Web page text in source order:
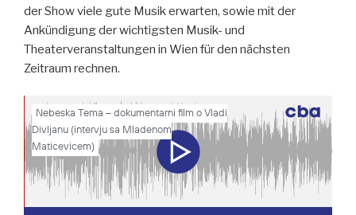
der Show viele gute Musik erwarten, sowie mit der
Ankündigung der wichtigsten Musik- und
Theaterveranstaltungen in Wien für den nächsten
Zeitraum rechnen.